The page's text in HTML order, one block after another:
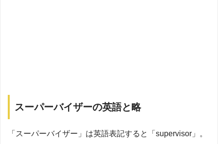
スーパーバイザーの英語と略
「スーパーバイザー」は英語表記すると「supervisor」。